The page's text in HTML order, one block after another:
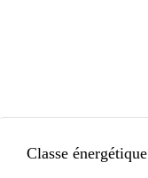
Classe énergétique